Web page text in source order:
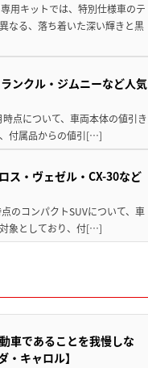
用キットでは、特別仕様車のテ
なる、落ち着いた深い輝きと黒
ンクル・ジムニーなど人気
点について、車両本体の値引き
付属品からの値引[…]
ス・ヴェゼル・CX-30など
のコンパクトSUVについて、車
象としており、付[…]
車であることを我慢しな
キャロル】